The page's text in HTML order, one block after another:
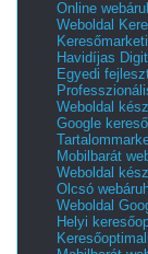
Online
Weboldal
Havidíjas
Egyedi
Weboldal
Google
Mobilbarát
Weboldal
Olcsó
Weboldal
Helyi